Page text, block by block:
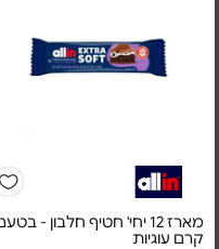
מארז 12 יחי' חטיף חלבון -
קרם עוגיות